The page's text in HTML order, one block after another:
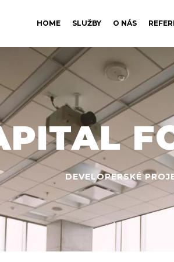
HOME SLUŽBY O NÁS
DEVELOPERSKÉ